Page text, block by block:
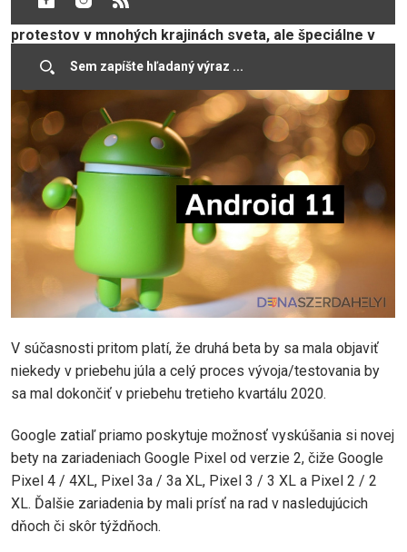
napokon nedodržal, najmä kvôli vlne politických
protestov v mnohých krajinách sveta, ale špeciálne v
USA.
V súčasnosti pritom platí, že druhá beta by sa mala objaviť
niekedy v priebehu júla a celý proces vývoja/testovania by
sa mal dokončiť v priebehu tretieho kvartálu 2020.
Google zatiaľ priamo poskytuje možnosť vyskúšania si novej
bety na zariadeniach Google Pixel od verzie 2, čiže Google
Pixel 4 / 4XL, Pixel 3a / 3a XL, Pixel 3 / 3 XL a Pixel 2 / 2
XL. Ďalšie zariadenia by mali prísť na rad v nasledujúcich
dňoch či skôr týždňoch.